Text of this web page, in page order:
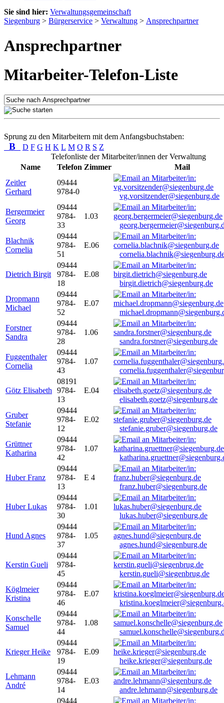
Sie sind hier: Verwaltungsgemeinschaft
Siegenburg > Bürgerservice > Verwaltung > Ansprechpartner
Ansprechpartner
Mitarbeiter-Telefon-Liste
Sprung zu den Mitarbeitern mit dem Anfangsbuchstaben:
B D F G H K L M O R S Z
Telefonliste der Mitarbeiter/innen der Verwaltung
Name
Telefon Zimmer
Mail
Zeitler
Gerhard
09444
9784-0
vg.vorsitzender@siegenburg.de
Bergermeier
Georg
09444
9784-
33
1.03
Blachnik
Cornelia
09444
9784-
51
E.06
Dietrich Birgit
09444
9784-
18
E.08
birgit.dietrich@siegenburg.de
Dropmann
Michael
09444
9784-
52
E.07
Forstner
Sandra
09444
9784-
28
1.06
sandra.forstner@siegenburg.de
Fuggenthaler
Cornelia
09444
9784-
43
1.07
Götz Elisabeth
08191
9784-
13
E.04
elisabeth.goetz@siegenburg.de
Gruber
Stefanie
09444
9784-
12
E.02
stefanie.gruber@siegenburg.de
Grüttner
Katharina
09444
9784-
42
1.07
Huber Franz
09444
9784-
13
E 4
franz.huber@siegenburg.de
Huber Lukas
09444
9784-
30
1.01
lukas.huber@siegenburg.de
Hund Agnes
09444
9784-
37
1.05
agnes.hund@siegenburg.de
Kerstin Gueli
09444
9784-
45
kerstin.gueli@siegenbrug.de
Köglmeier
Kristina
09444
9784-
46
E.07
Konschelle
Samuel
09444
9784-
44
1.08
Krieger Heike
09444
9784-
19
E.09
heike.krieger@siegenburg.de
Lehmann
André
09444
9784-
14
E.03
andre.lehmann@siegenburg.de
09444